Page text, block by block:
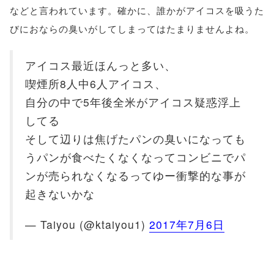
などと言われています。確かに、誰かがアイコスを吸うた
びにおならの臭いがしてしまってはたまりませんよね。
アイコス最近ほんっと多い、
喫煙所8人中6人アイコス、
自分の中で5年後全米がアイコス疑惑浮上
してる
そして辺りは焦げたパンの臭いになっても
うパンが食べたくなくなってコンビニでパ
ンが売られなくなるってゆー衝撃的な事が
起きないかな
— Taiyou (@ktaiyou1) 2017年7月6日